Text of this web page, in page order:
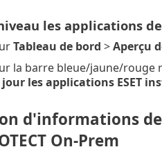
les applications de
Tableau de bord >Aperçu
la barre bleue/jaune/rouge
les applications ESET
d'informations
On-Prem